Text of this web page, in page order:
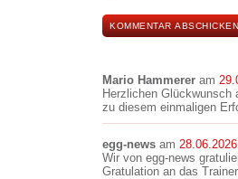
Mario Hammerer am
Herzlichen
zu diesem einmaligen
egg-news am
Wir von egg-news
Gratulation an das